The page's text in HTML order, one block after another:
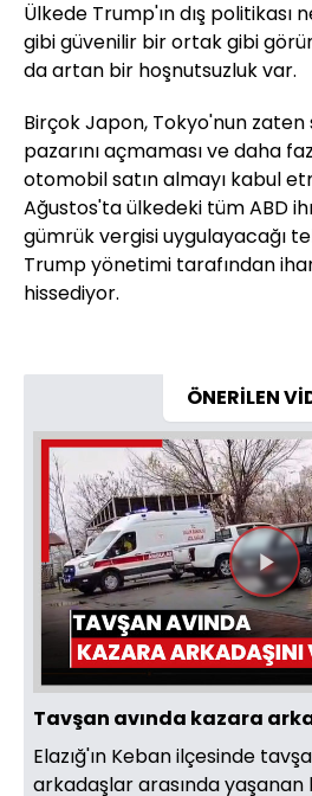
Ülkede Trump'ın dış politikası
gibi güvenilir bir ortak gibi
da artan bir hoşnutsuzluk var.
Birçok Japon, Tokyo'nun
pazarını açmaması ve daha
otomobil satın almayı kabul
Ağustos'ta ülkedeki tüm ABD
gümrük vergisi uygulayacağı
Trump yönetimi tarafından
hissediyor.
ÖNERİLEN
Tavşan avında kazara
Elazığ'ın Keban ilçesinde
arkadaşlar arasında yaşanan